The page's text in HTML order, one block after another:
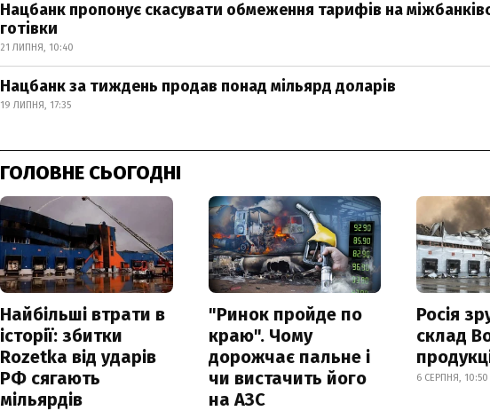
Нацбанк пропонує скасувати обмеження тарифів на
готівки
21 ЛИПНЯ, 10:40
Нацбанк за тиждень продав понад мільярд доларів
19 ЛИПНЯ, 17:35
ГОЛОВНЕ СЬОГОДНІ
Найбільші втрати в
історії: збитки
Rozetka від ударів
РФ сягають
мільярдів
"Ринок пройде по
краю". Чому
дорожчає пальне і
чи вистачить його
на АЗС
Росія
склад
6 СЕРПНЯ, 10:50